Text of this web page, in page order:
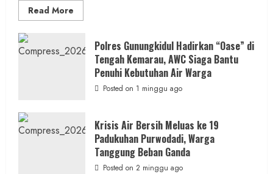
Read More
more
Penipuan
Masuk
RSUD
Wonosari
Seret
Polres Gunungkidul Hadirkan “Oase” di
Tengah Kemarau, AWC Siaga Bantu
Penuhi Kebutuhan Air Warga
Posted on 1 minggu ago
Krisis Air Bersih Meluas ke 19
Padukuhan Purwodadi, Warga
Tanggung Beban Ganda
Posted on 2 minggu ago